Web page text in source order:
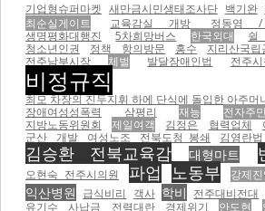
기업형슈퍼마켓 새만금시민생태조사단 백기완
최순실게이트 교육감실 개방 정동영 /
생명평화대행진
5차희망버스 한국외대 쉴
청소년인권
정책 항의방문 홍수 지리산국립
전주남부시장
체벌 발달장애인법 전주
비정규직
최모 차장의 진두지휘 하에 단식에 돌입한 아
장애여성성폭력
삼평리 재능 전자주
지방노동위원회
제일여객 김정은 협력업체
군산 개발 여성노조 전북도청 봉쇄 김영란법
김승환 전북교육감 대형마트
오현숙 전주시의원
파업 노동부 강제
익산병원 급식비리 객사 학비 전주대비전대
유기수 사납금 전력대란 경제위기 안도현